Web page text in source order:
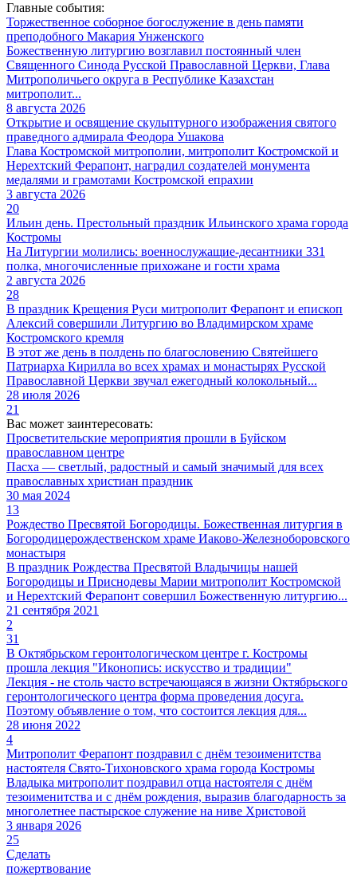
Главные события:
Торжественное соборное богослужение в день памяти
преподобного Макария Унженского
Божественную литургию возглавил постоянный член
Священного Синода Русской Православной Церкви, Глава
Митрополичьего округа в Республике Казахстан
митрополит...
8 августа 2026
Открытие и освящение скульптурного изображения святого
праведного адмирала Феодора Ушакова
Глава Костромской митрополии, митрополит Костромской и
Нерехтский Ферапонт, наградил создателей монумента
медалями и грамотами Костромской епрахии
3 августа 2026
20
Ильин день. Престольный праздник Ильинского храма города
Костромы
На Литургии молились: военнослужащие-десантники 331
полка, многочисленные прихожане и гости храма
2 августа 2026
28
В праздник Крещения Руси митрополит Ферапонт и епископ
Алексий совершили Литургию во Владимирском храме
Костромского кремля
В этот же день в полдень по благословению Святейшего
Патриарха Кирилла во всех храмах и монастырях Русской
Православной Церкви звучал ежегодный колокольный...
28 июля 2026
21
Вас может заинтересовать:
Просветительские мероприятия прошли в Буйском
православном центре
Пасха — светлый, радостный и самый значимый для всех
православных христиан праздник
30 мая 2024
13
Рождество Пресвятой Богородицы. Божественная литургия в
Богородицерождественском храме Иаково-Железноборовского
монастыря
В праздник Рождества Пресвятой Владычицы нашей
Богородицы и Приснодевы Марии митрополит Костромской
и Нерехтский Ферапонт совершил Божественную литургию...
21 сентября 2021
2
31
В Октябрьском геронтологическом центре г. Костромы
прошла лекция "Иконопись: искусство и традиции"
Лекция - не столь часто встречающаяся в жизни Октябрьского
геронтологического центра форма проведения досуга.
Поэтому объявление о том, что состоится лекция для...
28 июня 2022
4
Митрополит Ферапонт поздравил с днём тезоименитства
настоятеля Свято-Тихоновского храма города Костромы
Владыка митрополит поздравил отца настоятеля с днём
тезоименитства и с днём рождения, выразив благодарность за
многолетнее пастырское служение на ниве Христовой
3 января 2026
25
Сделать
пожертвование